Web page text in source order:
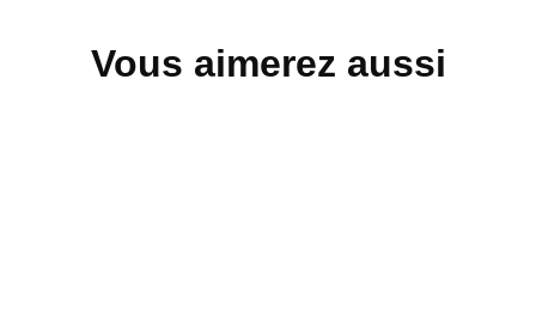
Vous aimerez aussi